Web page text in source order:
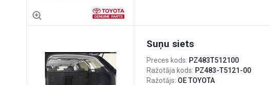
Suņu siets
Preces kods: PZ483T512100
Ražotāja kods: PZ483-T5121-00
Ražotājs: OE TOYOTA